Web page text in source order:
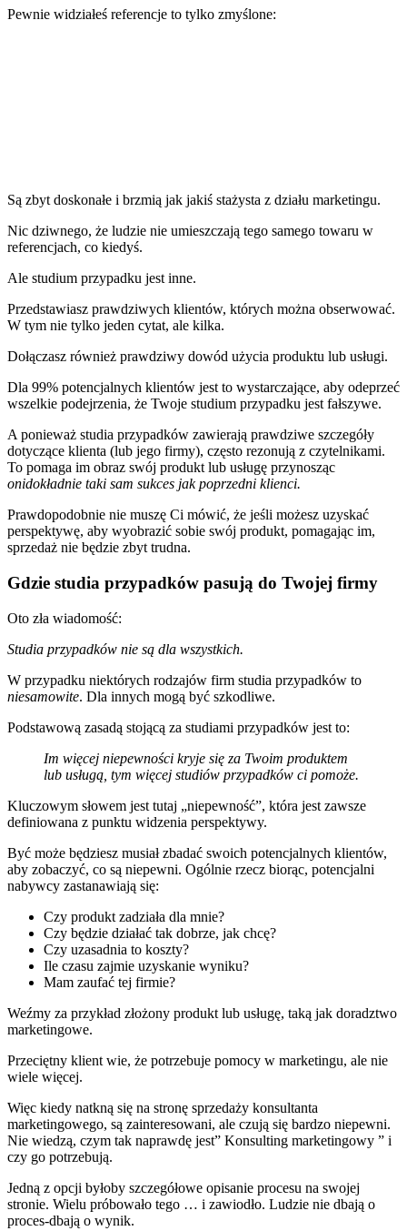
Pewnie widziałeś referencje to tylko zmyślone:
Są zbyt doskonałe i brzmią jak jakiś stażysta z działu marketingu.
Nic dziwnego, że ludzie nie umieszczają tego samego towaru w
referencjach, co kiedyś.
Ale studium przypadku jest inne.
Przedstawiasz prawdziwych klientów, których można obserwować.
W tym nie tylko jeden cytat, ale kilka.
Dołączasz również prawdziwy dowód użycia produktu lub usługi.
Dla 99% potencjalnych klientów jest to wystarczające, aby odeprzeć
wszelkie podejrzenia, że Twoje studium przypadku jest fałszywe.
A ponieważ studia przypadków zawierają prawdziwe szczegóły
dotyczące klienta (lub jego firmy), często rezonują z czytelnikami.
To pomaga im obraz swój produkt lub usługę przynosząc
onidokładnie taki sam sukces jak poprzedni klienci.
Prawdopodobnie nie muszę Ci mówić, że jeśli możesz uzyskać
perspektywę, aby wyobrazić sobie swój produkt, pomagając im,
sprzedaż nie będzie zbyt trudna.
Gdzie studia przypadków pasują do Twojej firmy
Oto zła wiadomość:
Studia przypadków nie są dla wszystkich.
W przypadku niektórych rodzajów firm studia przypadków to
niesamowite. Dla innych mogą być szkodliwe.
Podstawową zasadą stojącą za studiami przypadków jest to:
Im więcej niepewności kryje się za Twoim produktem
lub usługą, tym więcej studiów przypadków ci pomoże.
Kluczowym słowem jest tutaj „niepewność”, która jest zawsze
definiowana z punktu widzenia perspektywy.
Być może będziesz musiał zbadać swoich potencjalnych klientów,
aby zobaczyć, co są niepewni. Ogólnie rzecz biorąc, potencjalni
nabywcy zastanawiają się:
Czy produkt zadziała dla mnie?
Czy będzie działać tak dobrze, jak chcę?
Czy uzasadnia to koszty?
Ile czasu zajmie uzyskanie wyniku?
Mam zaufać tej firmie?
Weźmy za przykład złożony produkt lub usługę, taką jak doradztwo
marketingowe.
Przeciętny klient wie, że potrzebuje pomocy w marketingu, ale nie
wiele więcej.
Więc kiedy natkną się na stronę sprzedaży konsultanta
marketingowego, są zainteresowani, ale czują się bardzo niepewni.
Nie wiedzą, czym tak naprawdę jest” Konsulting marketingowy ” i
czy go potrzebują.
Jedną z opcji byłoby szczegółowe opisanie procesu na swojej
stronie. Wielu próbowało tego … i zawiodło. Ludzie nie dbają o
proces-dbają o wynik.